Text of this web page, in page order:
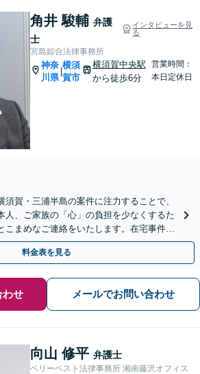
角井 駿輔 弁護
士
インタビューを見
る
宮島綜合法律事務所
神奈
川県
横須
賀市
横須賀中央駅
から徒歩6分
営業時間：
本日定休日
須賀・三浦半島の案件に注力することで、
人、ご家族の「心」の負担を少なくするた
まめなご連絡をいたします。在宅事件で
賀中央駅6分】
料金表を見る
わせ メールでお問い合わせ
向山 修平 弁護士
ベリーベスト法律事務所 湘南藤沢オフィス